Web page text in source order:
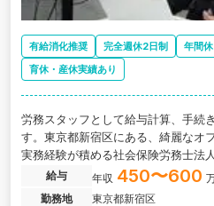
有給消化推奨 完全週休2日制 年間
育休・産休実績あり
労務スタッフとして給与計算、手続
す。東京都新宿区にある、綺麗なオ
実務経験が積める社会保険労務士法
給与 年収 450〜600
勤務地
東京都新宿区